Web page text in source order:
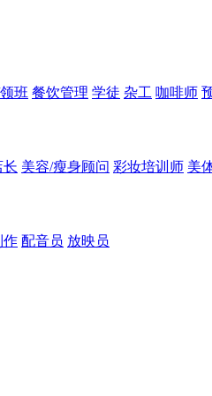
班 餐饮管理 学徒 杂工 咖啡师
长 美容/瘦身顾问 彩妆培训师 美
作 配音员 放映员